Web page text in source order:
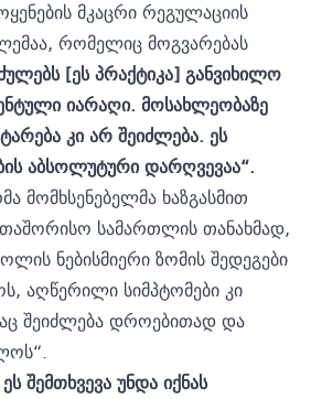
მკაცრი რეგულაციის
რომელიც მოგვარებას
[ეს პრაქტიკა] განვიხილო
იარაღი. მოსახლეობაზე
კი არ შეიძლება. ეს
აბსოლუტური დარღვევაა“.
მომხსენებელმა ხაზგასმით
სამართლის თანახმად,
ნებისმიერი ზომის შედეგები
აღწერილი სიმპტომები კი
შეიძლება დროებითად და
შემთხვევა უნდა იქნას